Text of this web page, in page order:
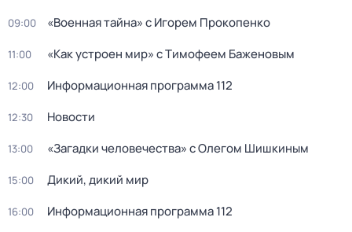
09:00 «Военная тайна» с Игорем Прокопенко
11:00 «Как устроен мир» с Тимофеем Баженовым
12:00 Информационная программа 112
12:30 Новости
13:00 «Загадки человечества» с Олегом Шишкиным
15:00 Дикий, дикий мир
16:00 Информационная программа 112